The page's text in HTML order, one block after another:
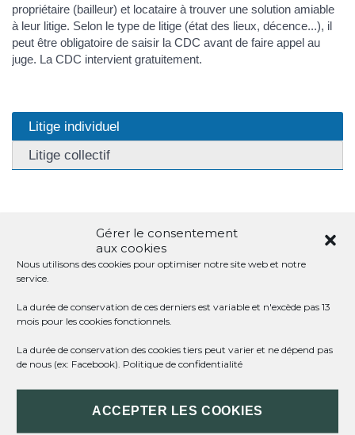
Gérer le consentement
aux cookies
Nous utilisons des cookies pour optimiser notre site web et notre
service.
La durée de conservation de ces derniers est variable et n'excède pas 13
mois pour les cookies fonctionnels.
La durée de conservation des cookies tiers peut varier et ne dépend pas
de nous (ex: Facebook). Politique de confidentialité
ACCEPTER LES COOKIES
propriétaire (bailleur) et locataire à trouver une solution amiable
à leur litige. Selon le type de litige (état des lieux, décence...), il
peut être obligatoire de saisir la CDC avant de faire appel au
juge. La CDC intervient gratuitement.
Litige individuel
Litige collectif
RÔLE
LITIGES CONCERNÉS
SAISIR LA CDC
PROCÉDURE